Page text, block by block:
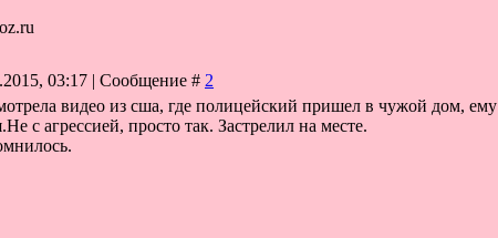
03:17 | Сообщение # 2
видео из сша, где полицейский пришел в чужой дом, ему
с агрессией, просто так. Застрелил на месте.